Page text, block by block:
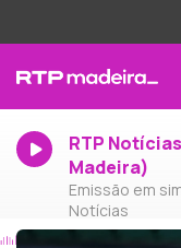
RTP
Madeira)
Emissão em
Notícias